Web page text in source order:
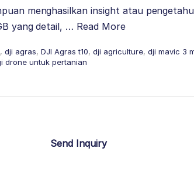
menghasilkan insight atau
yang detail, … Read More
, dji agras, DJI Agras t10, dji agriculture, dji mavic 3
drone untuk pertanian
Send Inquiry